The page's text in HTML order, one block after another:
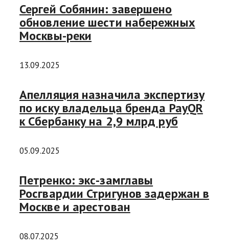
Сергей Собянин: завершено
обновление шести набережных
Москвы-реки
13.09.2025
Апелляция назначила экспертизу
по иску владельца бренда PayQR
к Сбербанку на 2,9 млрд руб
05.09.2025
Петренко: экс-замглавы
Росгвардии Стригунов задержан в
Москве и арестован
08.07.2025